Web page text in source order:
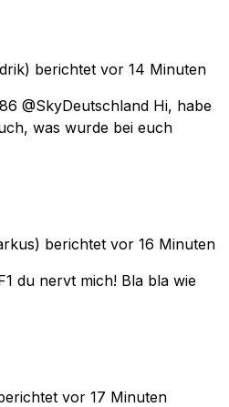
berichtet vor 14 Minuten
@SkyDeutschland Hi, habe
was wurde bei euch
berichtet vor 16 Minuten
du nervt mich! Bla bla wie
vor 17 Minuten